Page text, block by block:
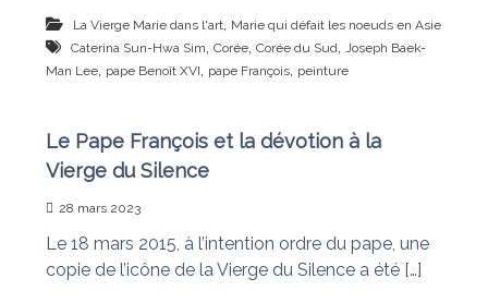
o
n
é
f
a
e
s
d
s
La Vierge Marie dans l'art, Marie qui défait les noeuds en Asie
Caterina Sun-Hwa Sim Corée, Corée du Sud Joseph Baek-
Man Lee, pape Benoît XVI pape François, peinture
Le Pape François et la dévotion à la
Vierge du Silence
28 mars 2023
Le 18 mars 2015, à l’intention ordre du pape, une
copie de l’icône de la Vierge du Silence a été […]